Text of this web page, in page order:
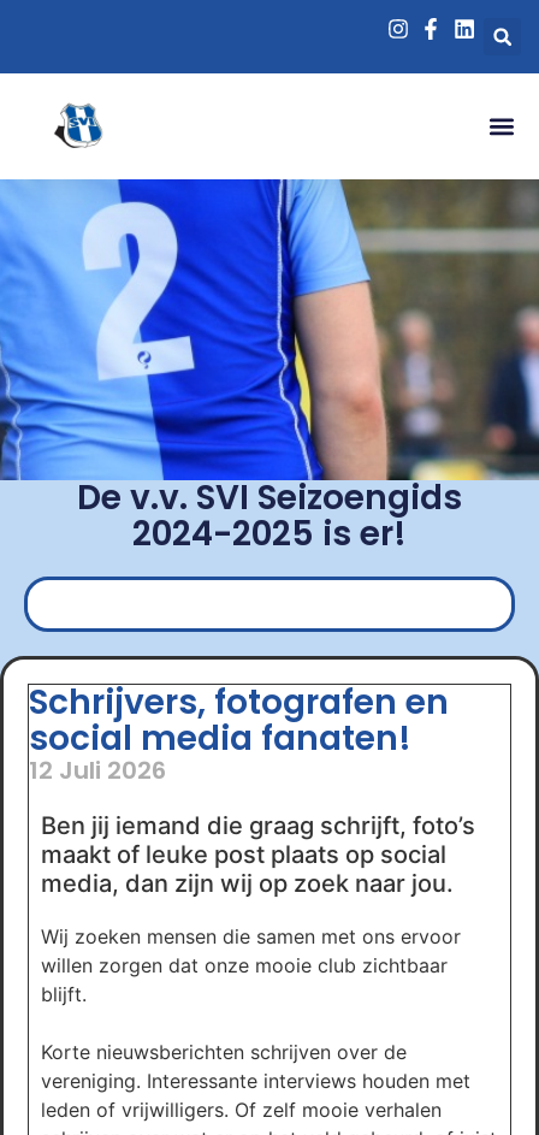
De v.v. SVI Seizoengids
2024-2025 is er!
Schrijvers, fotografen en
social media fanaten!
12 Juli 2026
Ben jij iemand die graag schrijft, foto’s
maakt of leuke post plaats op social
media, dan zijn wij op zoek naar jou.
Wij zoeken mensen die samen met ons ervoor
willen zorgen dat onze mooie club zichtbaar
blijft.
Korte nieuwsberichten schrijven over de
vereniging. Interessante interviews houden met
leden of vrijwilligers. Of zelf mooie verhalen